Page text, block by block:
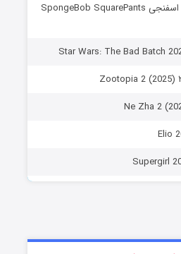
دانلود فصل پانزدهم باب اسفنجی SpongeBob SquarePants